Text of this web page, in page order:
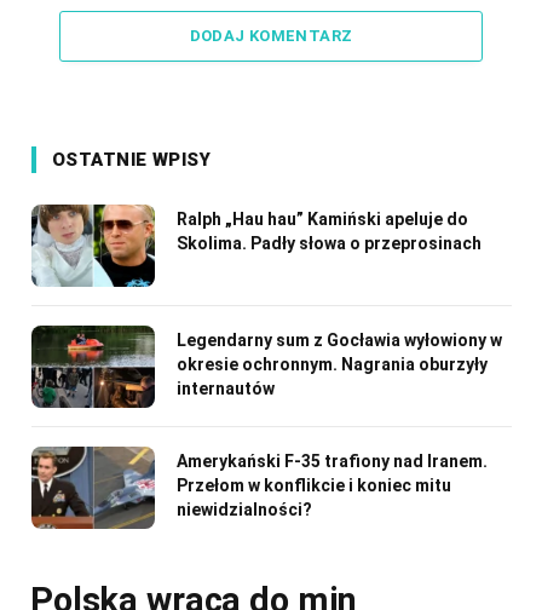
DODAJ KOMENTARZ
OSTATNIE WPISY
Ralph „Hau hau” Kamiński apeluje do
Skolima. Padły słowa o przeprosinach
Legendarny sum z Gocławia wyłowiony w
okresie ochronnym. Nagrania oburzyły
internautów
Amerykański F-35 trafiony nad Iranem.
Przełom w konflikcie i koniec mitu
niewidzialności?
Polska wraca do min